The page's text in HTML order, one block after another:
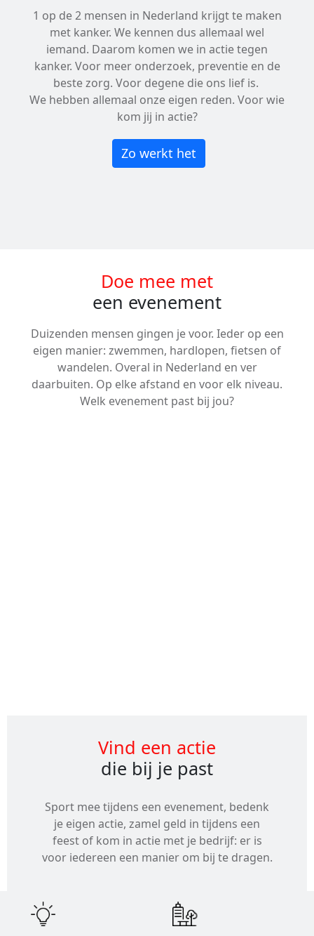
1 op de 2 mensen in Nederland krijgt te maken
met kanker. We kennen dus allemaal wel
iemand. Daarom komen we in actie tegen
kanker. Voor meer onderzoek, preventie en de
beste zorg. Voor degene die ons lief is.
We hebben allemaal onze eigen reden. Voor wie
kom jij in actie?
Zo werkt het
Doe mee met
een evenement
Duizenden mensen gingen je voor. Ieder op een
eigen manier: zwemmen, hardlopen, fietsen of
wandelen. Overal in Nederland en ver
daarbuiten. Op elke afstand en voor elk niveau.
Welk evenement past bij jou?
Vind een actie
die bij je past
Sport mee tijdens een evenement, bedenk
je eigen actie, zamel geld in tijdens een
feest of kom in actie met je bedrijf: er is
voor iedereen een manier om bij te dragen.